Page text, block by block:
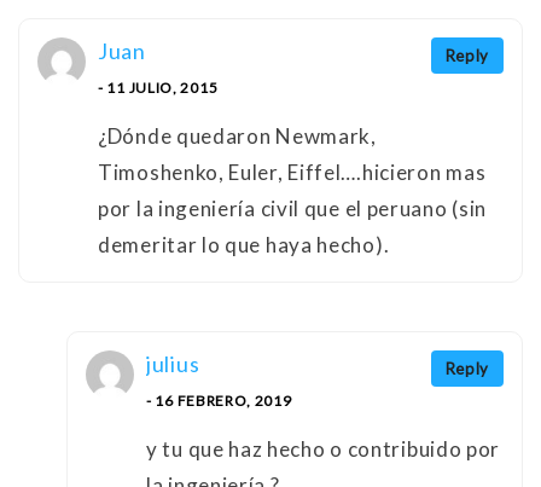
Reply
Juan
- 11 JULIO, 2015
¿Dónde quedaron Newmark,
Timoshenko, Euler, Eiffel….hicieron mas
por la ingeniería civil que el peruano (sin
demeritar lo que haya hecho).
Reply
julius
- 16 FEBRERO, 2019
y tu que haz hecho o contribuido por